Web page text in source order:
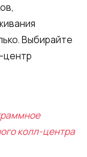
Выбирайте
центр
колл-центра